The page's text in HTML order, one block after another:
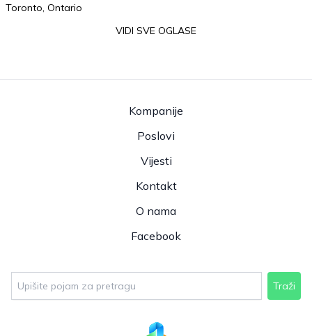
Toronto, Ontario
VIDI SVE OGLASE
Kompanije
Poslovi
Vijesti
Kontakt
O nama
Facebook
Traži